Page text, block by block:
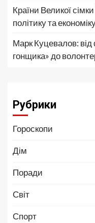
Країни Великої
політику та
Марк Куцевалов:
гонщика» до
Рубрики
Гороскопи
Дім
Поради
Світ
Спорт